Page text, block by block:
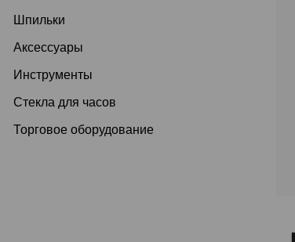
Шпильки
Аксессуары
Инструменты
Стекла для часов
Торговое оборудование